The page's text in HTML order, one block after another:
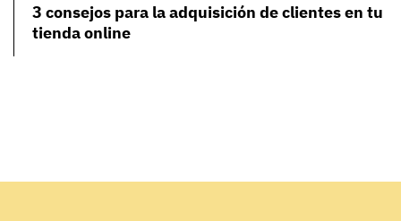
3 consejos para la adquisición de clientes en tu
tienda online